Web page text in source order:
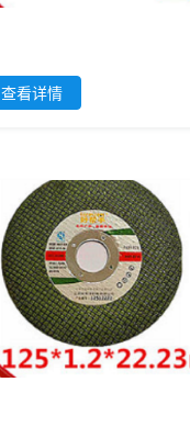
查看详情